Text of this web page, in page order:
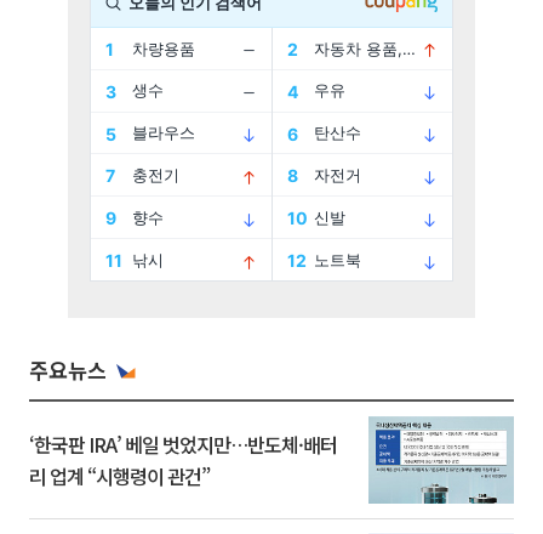
주요뉴스
‘한국판 IRA’ 베일 벗었지만…반도체·배터
리 업계 “시행령이 관건”